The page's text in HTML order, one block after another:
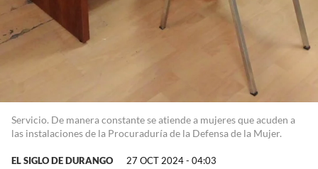
Servicio. De manera constante se atiende a mujeres que acuden a
las instalaciones de la Procuraduría de la Defensa de la Mujer.
EL SIGLO DE DURANGO 27 OCT 2024 - 04:03